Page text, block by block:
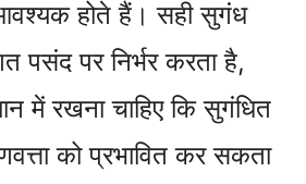
होते हैं। सही सुगंध
पसंद पर निर्भर करता है,
में रखना चाहिए कि सुगंधित
को प्रभावित कर सकता